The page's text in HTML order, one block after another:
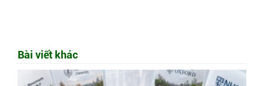
Bài viết khác